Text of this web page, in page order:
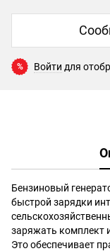
% Войти для
Бензиновый
быстрой зарядки
заряжать комплект
Это обеспечивает